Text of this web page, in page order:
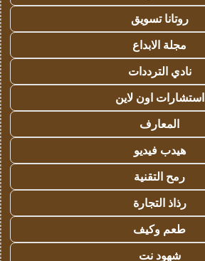
روتانا تسويق
مجلة الابداع
نادي الترددات
استشارات اون لاين
المعارف
هيدب فيديو
رمح التقنية
رذاذ التجارة
طعم وكيف
شهود نت